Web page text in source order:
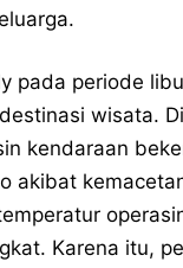
pada periode
wisata.
kendaraan
akibat
Karena itu,